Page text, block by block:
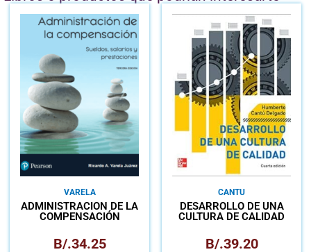
VARELA
ADMINISTRACIÓN DE LA
COMPENSACIÓN
B/.34.25
CANTU
DESARROLLO DE UNA
CULTURA DE CALIDAD
B/.39.20